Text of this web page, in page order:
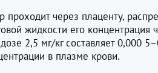
проходит через плаценту,
жидкости его концентрация
2,5 мг/кг составляет 0,000
в плазме крови.